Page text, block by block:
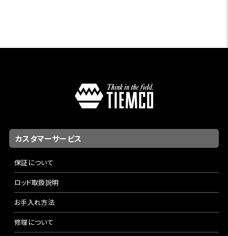
カスタマーサービス
保証について
ロッド取扱説明
お手入れ方法
修理について